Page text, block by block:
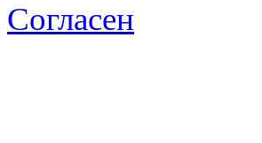
Согласен